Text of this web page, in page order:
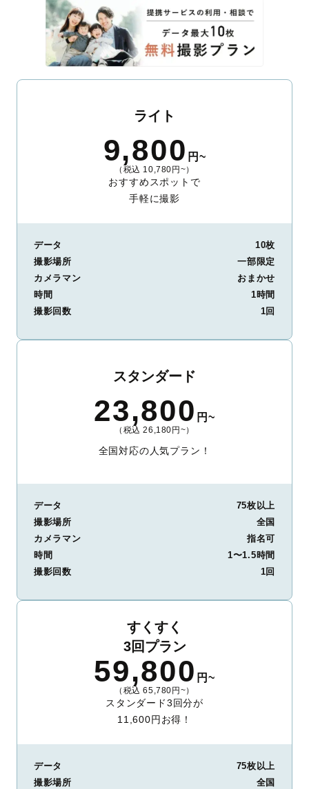
ライト
9,800 円~
（税込 10,780円~）
おすすめスポットで
手軽に撮影
データ
10枚
撮影場所
一部限定
カメラマン
おまかせ
時間
1時間
撮影回数
1回
スタンダード
23,800 円~
（税込 26,180円~）
全国対応の人気プラン！
データ
75枚以上
撮影場所
全国
カメラマン
指名可
時間
1〜1.5時間
撮影回数
1回
すくすく
3回プラン
59,800 円~
（税込 65,780円~）
スタンダード3回分が
11,600円お得！
データ
75枚以上
撮影場所
全国